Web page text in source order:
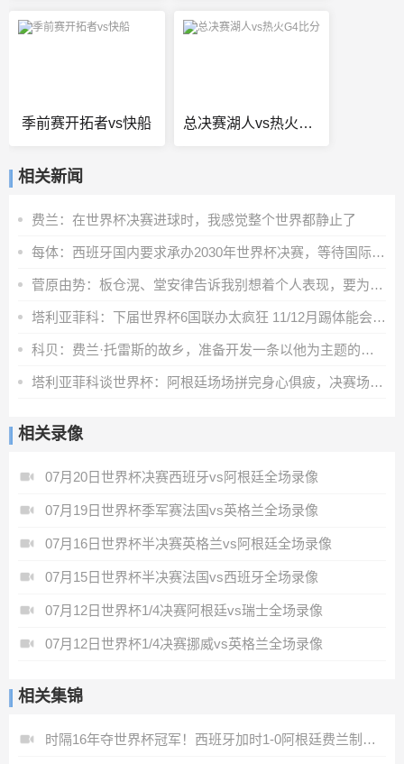
季前赛开拓者vs快船 总决赛湖人vs热火G4比分
相关新闻
费兰：在世界杯决赛进球时，我感觉整个世界都静止了
每体：西班牙国内要求承办2030年世界杯决赛，等待国际足联会议
菅原由势：板仓滉、堂安律告诉我别想着个人表现，要为球队奔跑
塔利亚菲科：下届世界杯6国联办太疯狂 11/12月踢体能会更充沛
科贝：费兰·托雷斯的故乡，准备开发一条以他为主题的旅游线路
塔利亚菲科谈世界杯：阿根廷场场拼完身心俱疲，决赛场地状况很差
相关录像
07月20日世界杯决赛西班牙vs阿根廷全场录像
07月19日世界杯季军赛法国vs英格兰全场录像
07月16日世界杯半决赛英格兰vs阿根廷全场录像
07月15日世界杯半决赛法国vs西班牙全场录像
07月12日世界杯1/4决赛阿根廷vs瑞士全场录像
07月12日世界杯1/4决赛挪威vs英格兰全场录像
相关集锦
时隔16年夺世界杯冠军！西班牙加时1-0阿根廷费兰制胜恩佐染红